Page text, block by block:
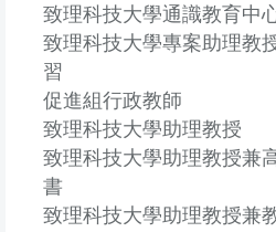
致理科技大學通識教育中
致理科技大學專案助理教
習
促進組行政教師
致理科技大學助理教授
致理科技大學助理教授兼
書
致理科技大學助理教授兼